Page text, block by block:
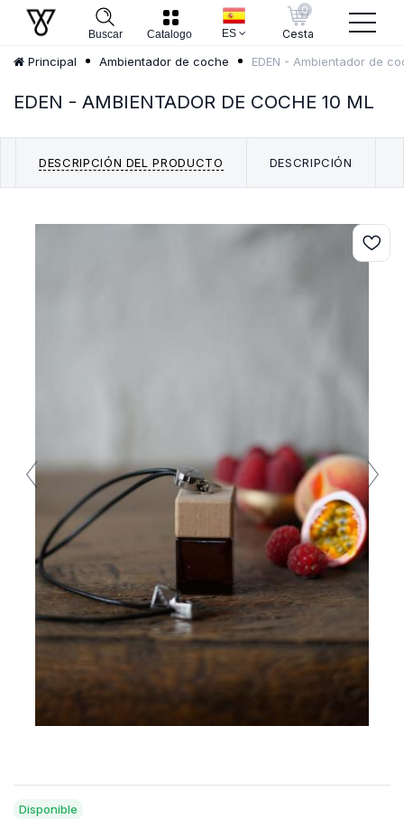
Buscar Catalogo ES
0
Cesta
Principal Ambientador de coche EDEN - Ambientador de
EDEN - AMBIENTADOR DE COCHE 10 ML
DESCRIPCIÓN DEL PRODUCTO DESCRIPCIÓN
Disponible